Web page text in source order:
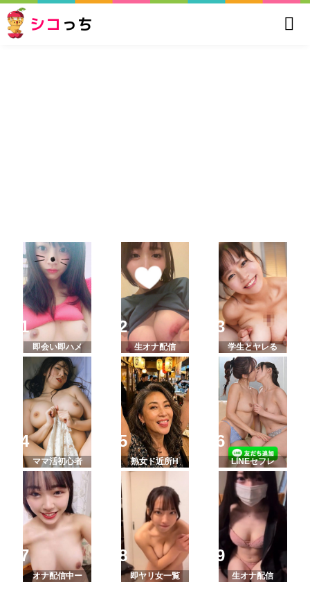
シコ っち
即会い即ハメ 生オナ配信 学生とヤレる
ママ活初心者 熟女ド近所H LINEセフレ
オナ配信中ー 即ヤリ女一覧 生オナ配信